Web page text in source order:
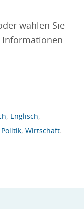
wählen Sie
, Englisch,
Politik, Wirtschaft.